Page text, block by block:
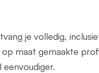
je volledig,
maat gemaakte